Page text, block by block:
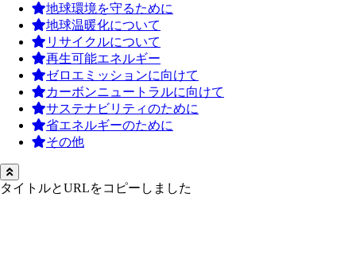
地球環境を守るために
地球温暖化について
リサイクルについて
再生可能エネルギー
ゼロエミッションに向けて
カーボンニュートラルに向けて
サステナビリティのために
省エネルギーのために
その他
タイトルとURLをコピーしました